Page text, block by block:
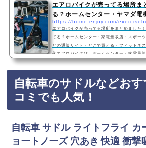
エアロバイクが売ってる場所ま
る？ホームセンター・ヤマダ電
https://home-enjoy.com/
エアロバイクが売ってる場所をまとめました
てる？ホームセンター・家電量販店・スポー
どの通販サイト・どこで買える・フィットネ
落エアロバイクは、ホームセンター・家電量
売っています！Amazonや楽天のインターネ
ができますね！おすすめエアロバイク・フィ
(アルインコ) エアロマグネティック フィット
い大型液晶メーター 心拍・体力測定付き 8段
自転車のサドルなどおす
コミでも人気！
自転車 サドル ライトフライ カ
ョートノーズ 穴あき 快適 衝撃